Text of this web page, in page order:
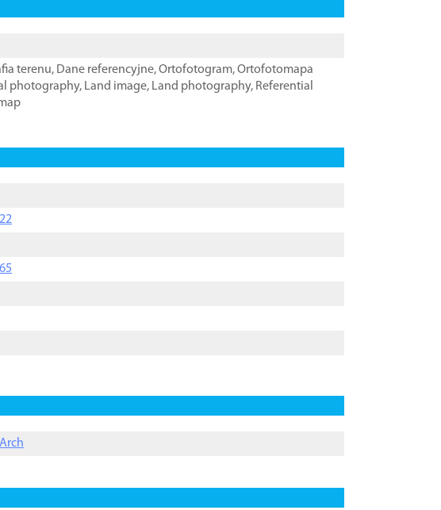
terenu, Dane referencyjne,Ortofotogram,Ortofotomapa
photography, Land image, Land photography, Referential